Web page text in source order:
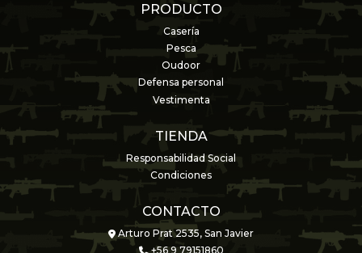
PRODUCTO
Casería
Pesca
Oudoor
Defensa personal
Vestimenta
TIENDA
Responsabilidad Social
Condiciones
CONTACTO
Arturo Prat 2535, San Javier